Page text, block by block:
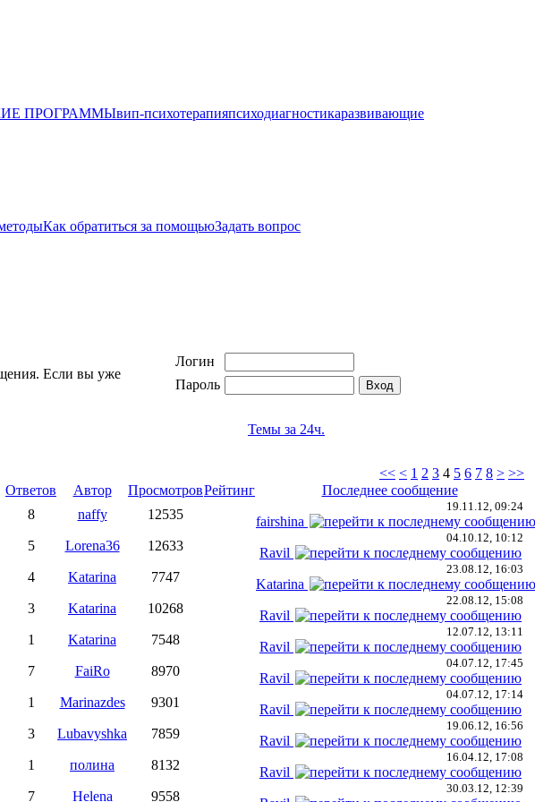
ПРОГРАММЫвип-психотерапияпсиходиагностикаразвивающие
Как обратиться за помощьюЗадать вопрос
Если вы уже
Логин
Пароль
Темы за 24ч.
<< < 1 2 3 4 5 6 7 8 > >>
Ответов Автор ПросмотровРейтинг
Последнее сообщение
8 naffy 12535
19.11.12, 09:24
fairshina
5 Lorena36 12633
04.10.12, 10:12
Ravil
4 Katarina 7747
23.08.12, 16:03
Katarina
3 Katarina 10268
22.08.12, 15:08
Ravil
1 Katarina 7548
12.07.12, 13:11
Ravil
7 FaiRo 8970
04.07.12, 17:45
Ravil
1 Marinazdes 9301
04.07.12, 17:14
Ravil
3 Lubavyshka 7859
19.06.12, 16:56
Ravil
1 полина 8132
16.04.12, 17:08
Ravil
7 Helena 9558
30.03.12, 12:39